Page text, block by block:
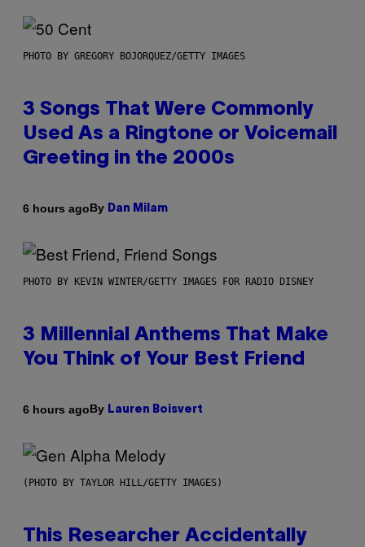
PHOTO BY GREGORY BOJORQUEZ/GETTY IMAGES
3 Songs That Were Commonly
Used As a Ringtone or Voicemail
Greeting in the 2000s
6 hours agoBy Dan Milam
PHOTO BY KEVIN WINTER/GETTY IMAGES FOR RADIO DISNEY
3 Millennial Anthems That Make
You Think of Your Best Friend
6 hours agoBy Lauren Boisvert
(PHOTO BY TAYLOR HILL/GETTY IMAGES)
This Researcher Accidentally